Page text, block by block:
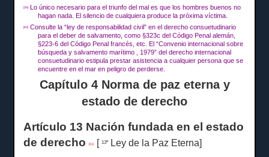
[39]
Lo único necesario para el triunfo del mal es que los hombres buenos no
hagan nada.El silencio de cualquiera produce la próxima víctima.
[40]
Consulte la “ley de responsabilidad civil” en el derecho consuetudinario
para el deber de salvamento, como §323c del Código Penal alemán,
§223-6 del Código Penal francés, etc. El “Convenio internacional sobre
búsqueda y salvamento marítimo , 1979” del derecho internacional
consuetudinario estipula prestar asistencia a cualquier persona que se
encuentre en el mar en peligro de perderse.
Capítulo 4 Norma de paz eterna y
estado de derecho
Artículo 13 Nación fundada en el estado
de derecho[41] [13ª
Ley de la Paz Eterna]